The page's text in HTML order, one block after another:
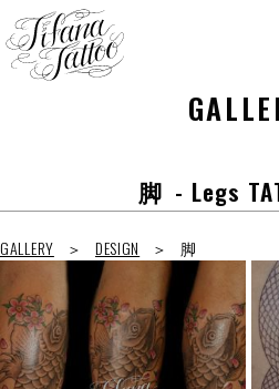
脚 - Legs
GALLERY DESIGN 脚